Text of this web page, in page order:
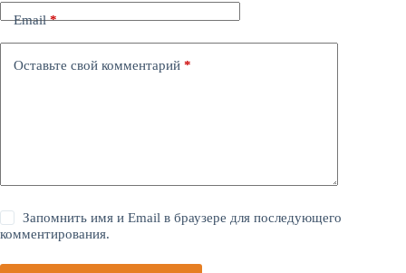
Email*
Оставьте свой комментарий *
Запомнить имя и Email в браузере для последующего
комментирования.